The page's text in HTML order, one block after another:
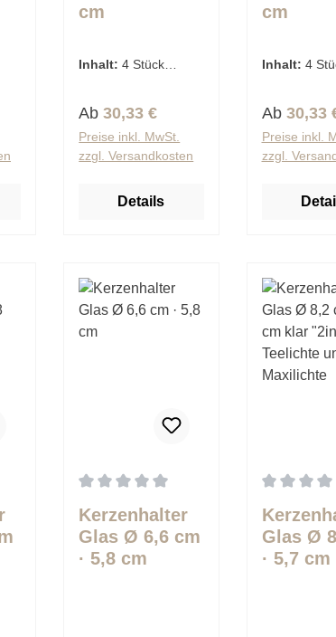
cm
"Ibiza"
Inhalt:4 Stück
Regulärer Preis:
Ab30,33 €
Preise inkl. MwSt.
zzgl. Versandkosten
Details
cm
Inhalt: 4
Regulärer
Ab 30,33
Preise inkl.
zzgl.
Kerzenhalter
Glas Ø 6,6 cm
· 5,8 cm
Glas Ø
· 5,7